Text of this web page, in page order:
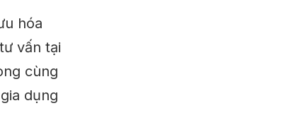
hóa
vấn tại
cùng
dụng